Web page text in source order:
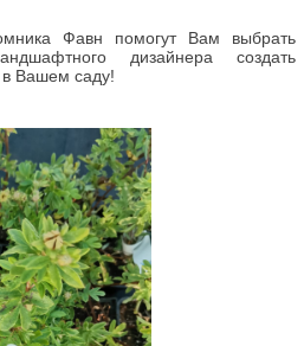
Фавн помогут Вам выбрать
дизайнера создать
Вашем саду!